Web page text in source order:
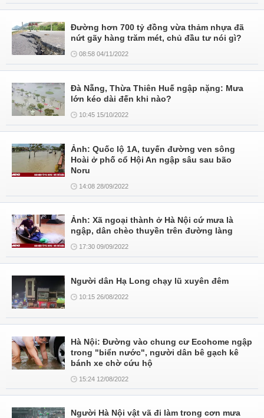
Đường hơn 700 tỷ đồng vừa thảm nhựa đã
nứt gãy hàng trăm mét, chủ đầu tư nói gì?
08:58 04/11/2022
Đà Nẵng, Thừa Thiên Huế ngập nặng: Mưa
lớn kéo dài đến khi nào?
10:45 15/10/2022
Ảnh: Quốc lộ 1A, tuyến đường ven sông
Hoài ở phố cổ Hội An ngập sâu sau bão
Noru
14:08 28/09/2022
Ảnh: Xã ngoại thành ở Hà Nội cứ mưa là
ngập, dân chèo thuyền trên đường làng
17:30 09/09/2022
Người dân Hạ Long chạy lũ xuyên đêm
10:15 26/08/2022
Hà Nội: Đường vào chung cư Ecohome ngập
trong "biển nước", người dân bê gạch kê
bánh xe chờ cứu hộ
15:24 12/08/2022
Người Hà Nội vật vã đi làm trong cơn mưa